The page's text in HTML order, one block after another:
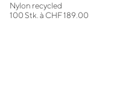
Nylon recycled
100 Stk. à CHF 189.00